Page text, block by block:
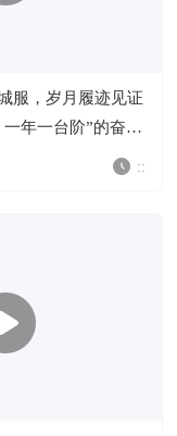
服，岁月履迹见证
年一台阶”的奋进
::